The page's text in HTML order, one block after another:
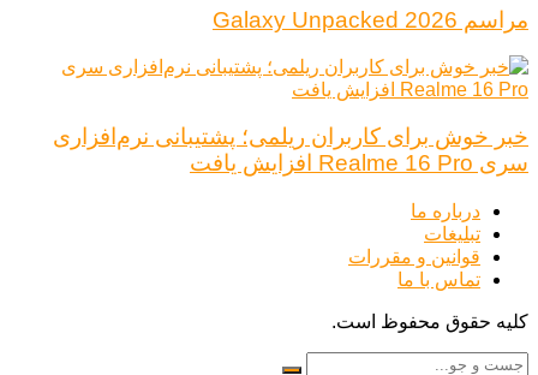
مراسم Galaxy Unpacked 2026
خبر خوش برای کاربران ریلمی؛ پشتیبانی نرم‌افزاری
سری Realme 16 Pro افزایش یافت
درباره ما
تبلیغات
قوانین و مقررات
تماس با ما
کلیه حقوق محفوظ است.